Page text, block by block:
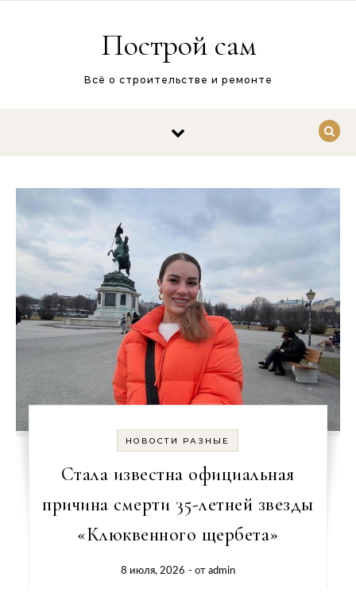
Построй сам
Всё о строительстве и ремонте
НОВОСТИ РАЗНЫЕ
Стала известна официальная
причина смерти 35-летней звезды
«Клюквенного щербета»
8 июля, 2026 - от admin